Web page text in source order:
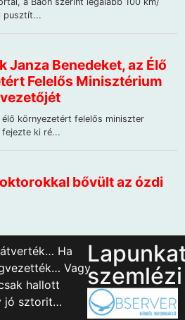
Ha
Vagy
hallott
jó sztorit…
szemlézi